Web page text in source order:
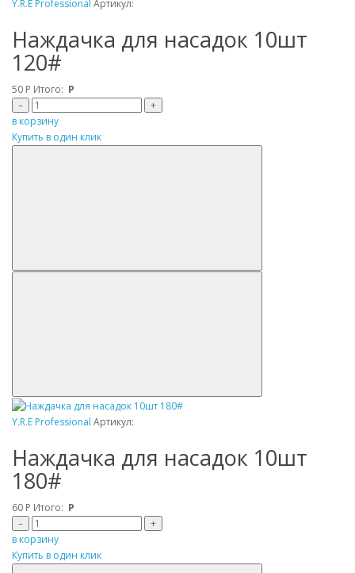
Y.R.E Professional Артикул:
Наждачка для насадок 10шт
120#
50 Р Итого: Р
–
+
в корзину
Купить в один клик
Y.R.E Professional Артикул:
Наждачка для насадок 10шт
180#
60 Р Итого: Р
–
+
в корзину
Купить в один клик